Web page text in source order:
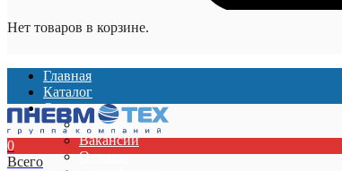
Нет товаров в корзине.
Главная
Каталог
О компании
О компании
Вакансии
Отзывы
0
Всего